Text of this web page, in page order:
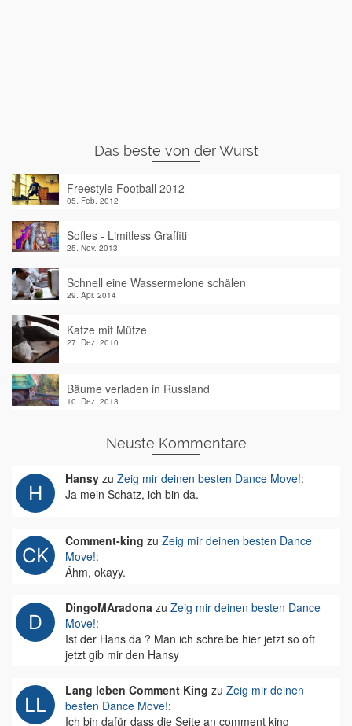
Das beste von der Wurst
Freestyle Football 2012
05. Feb. 2012
Sofles - Limitless Graffiti
25. Nov. 2013
Schnell eine Wassermelone schälen
29. Apr. 2014
Katze mit Mütze
27. Dez. 2010
Bäume verladen in Russland
10. Dez. 2013
Neuste Kommentare
Hansy zu Zeig mir deinen besten Dance Move!:
Ja mein Schatz, ich bin da.
Comment-king zu Zeig mir deinen besten Dance
Move!:
Ähm, okayy.
DingoMAradona zu Zeig mir deinen besten Dance
Move!:
Ist der Hans da ? Man ich schreibe hier jetzt so oft
jetzt gib mir den Hansy
Lang leben Comment King zu Zeig mir deinen
besten Dance Move!:
Ich bin dafür dass die Seite an comment king